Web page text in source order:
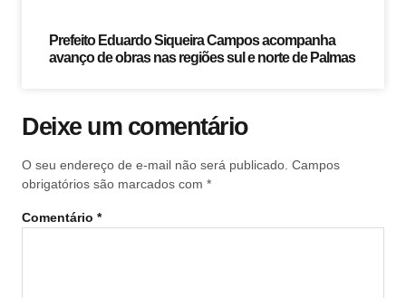
Prefeito Eduardo Siqueira Campos acompanha
avanço de obras nas regiões sul e norte de Palmas
Deixe um comentário
O seu endereço de e-mail não será publicado. Campos
obrigatórios são marcados com *
Comentário *